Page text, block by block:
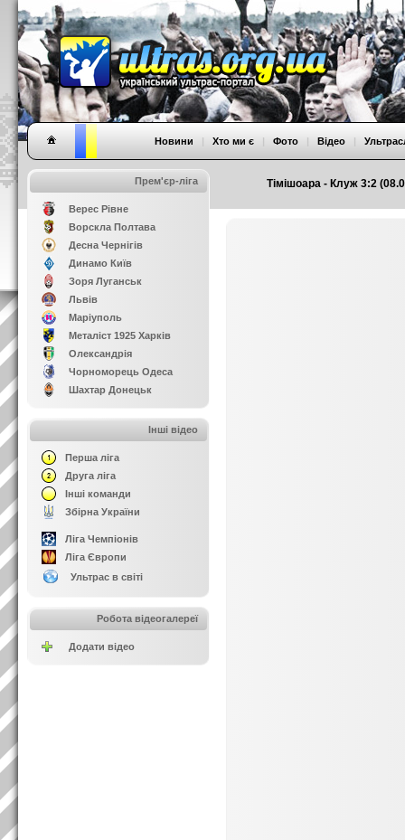
Тімішоара - Клуж 3:2
Новини | Хто ми є | Фото | Відео |
Прем'єр-ліга
Верес Рівне
Ворскла Полтава
Десна Чернігів
Динамо Київ
Зоря Луганськ
Львів
Маріуполь
Металіст 1925 Харків
Олександрія
Чорноморець Одеса
Шахтар Донецьк
Інші відео
Перша ліга
Друга ліга
Інші команди
Збірна України
Ліга Чемпіонів
Ліга Європи
Ультрас в світі
Робота відеогалереї
Додати відео